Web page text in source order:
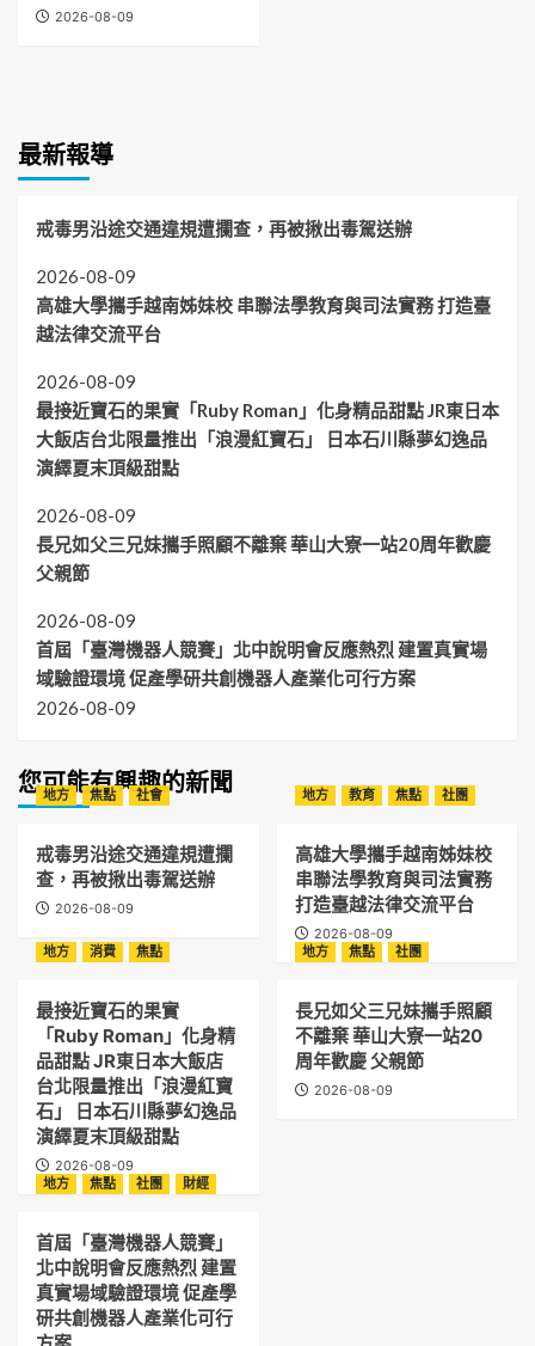
2026-08-09
最新報導
戒毒男沿途交通違規遭攔查，再被揪出毒駕送辦
2026-08-09
高雄大學攜手越南姊妹校 串聯法學教育與司法實務 打造臺
越法律交流平台
2026-08-09
最接近寶石的果實「Ruby Roman」化身精品甜點 JR東日本
大飯店台北限量推出「浪漫紅寶石」 日本石川縣夢幻逸品
演繹夏末頂級甜點
2026-08-09
長兄如父三兄妹攜手照顧不離棄 華山大寮一站20周年歡慶
父親節
2026-08-09
首屆「臺灣機器人競賽」北中說明會反應熱烈 建置真實場
域驗證環境 促產學研共創機器人產業化可行方案
2026-08-09
您可能有興趣的新聞
地方 焦點 社會
戒毒男沿途交通違規遭攔
查，再被揪出毒駕送辦
2026-08-09
地方 教育 焦點 社團
高雄大學攜手越南姊妹校
串聯法學教育與司法實務
打造臺越法律交流平台
2026-08-09
地方
消費 焦點
最接近寶石的果實
「Ruby Roman」化身精
品甜點 JR東日本大飯店
台北限量推出「浪漫紅寶
石」 日本石川縣夢幻逸品
演繹夏末頂級甜點
2026-08-09
地方 焦點 社團
長兄如父三兄妹攜手照顧
不離棄 華山大寮一站20
周年歡慶 父親節
2026-08-09
地方 焦點 社團 財經
首屆「臺灣機器人競賽」
北中說明會反應熱烈 建置
真實場域驗證環境 促產學
研共創機器人產業化可行